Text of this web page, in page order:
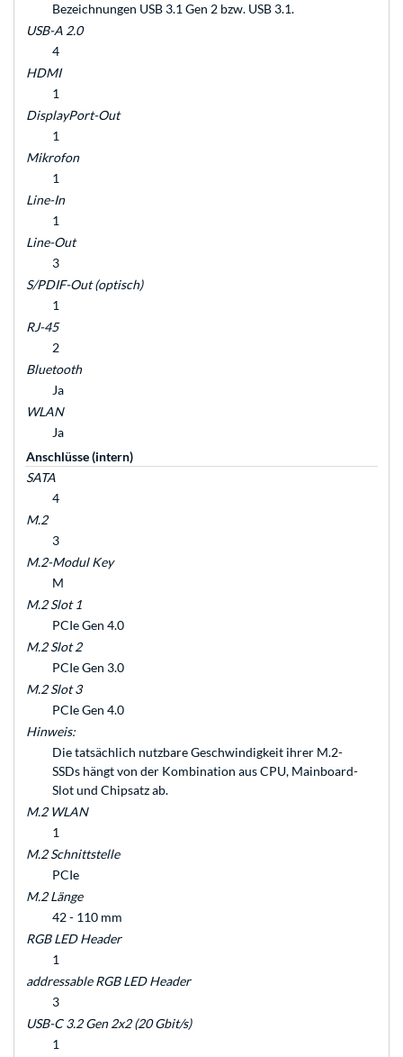
Bezeichnungen USB 3.1 Gen 2 bzw. USB 3.1.
USB-A 2.0
4
HDMI
1
DisplayPort-Out
1
Mikrofon
1
Line-In
1
Line-Out
3
S/PDIF-Out (optisch)
1
RJ-45
2
Bluetooth
Ja
WLAN
Ja
Anschlüsse (intern)
SATA
4
M.2
3
M.2-Modul Key
M
M.2 Slot 1
PCIe Gen 4.0
M.2 Slot 2
PCIe Gen 3.0
M.2 Slot 3
PCIe Gen 4.0
Hinweis:
Die tatsächlich nutzbare Geschwindigkeit ihrer M.2-
SSDs hängt von der Kombination aus CPU, Mainboard-
Slot und Chipsatz ab.
M.2 WLAN
1
M.2 Schnittstelle
PCIe
M.2 Länge
42 - 110 mm
RGB LED Header
1
addressable RGB LED Header
3
USB-C 3.2 Gen 2x2 (20 Gbit/s)
1